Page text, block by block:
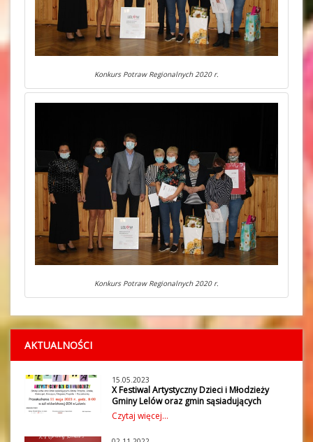
Konkurs Potraw Regionalnych 2020 r.
Konkurs Potraw Regionalnych 2020 r.
AKTUALNOŚCI
15.05.2023
X Festiwal Artystyczny Dzieci i Młodzieży
Gminy Lelów oraz gmin sąsiadujących
W czwartek 11 maja 2023 r. w Gminnym
Ośrodku Kultury w Lelowie odbył się X
Festiwal Artystyczny Dzieci i Młodzieży
Czytaj więcej...